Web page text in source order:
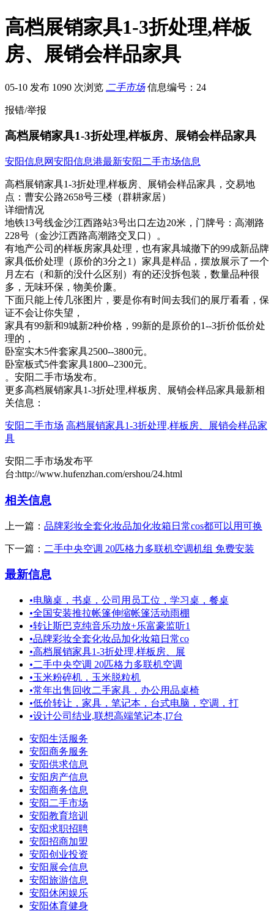
高档展销家具1-3折处理,样板
房、展销会样品家具
05-10 发布 1090 次浏览 二手市场 信息编号：24
报错/举报
高档展销家具1-3折处理,样板房、展销会样品家具
安阳信息网安阳信息港最新安阳二手市场信息
高档展销家具1-3折处理,样板房、展销会样品家具， 交易地
点： 曹安公路2658号三楼（群耕家居）
详细情况
地铁13号线金沙江西路站3号出口左边2​‌‌0米，门牌号：高潮路
228号（金沙江西路高潮路交叉口）。
有地产公司的样板房家具处理，也有家具城撤下的99成新品牌
家具低价处理（原价的3分之1）家具是样品，摆放展示了一个
月左右（和新的没什么区别）有的还没拆包装，数量品种很
多，无味环保，物美价廉。
下面只能上传几张图片，要是你有时间去我们的展厅看看，保
证不会让你失望，
家具有99新和9城新2种价格，99新的是原价的1--3折价低价处
理的，
卧室实木5件套家具2500--3800元。
卧室板式5件套家具1800--2300元。
。安阳二手市场发布。
更多高档展销家具1-3折处理,样板房、展销会样品家具最新相
关信息：
安阳二手市场 高档展销家具1-3折处理,样板房、展销会样品家
具
安阳二手市场发布平
台:http://www.hufenzhan.com/ershou/24.html
相关信息
上一篇： 品牌彩妆全套化妆品加化妆箱日常cos都可以用可换
下一篇： 二手中央空调 20匹格力多联机空调机组 免费安装
最新信息
•电脑桌，书桌，公司用员工位，学习桌，餐桌
•全国安装推拉帐篷伸缩帐篷活动雨棚
•转让斯巴克纯音乐功放+乐富豪监听1
•品牌彩妆全套化妆品加化妆箱日常co
•高档展销家具1-3折处理,样板房、展
•二手中央空调 20匹格力多联机空调
•玉米粉碎机，玉米脱粒机
•常年出售回收二手家具，办公用品桌椅
•低价转让，家具，笔记本，台式电脑，空调，打
•设计公司结业,联想高端笔记本,I7台
安阳生活服务
安阳商务服务
安阳供求信息
安阳房产信息
安阳商务信息
安阳二手市场
安阳教育培训
安阳求职招聘
安阳招商加盟
安阳创业投资
安阳展会信息
安阳旅游信息
安阳休闲娱乐
安阳体育健身